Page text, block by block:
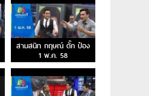
สามสนิท กฤษณ์ ตั๊ก ป๋อง
1 พ.ค. 58